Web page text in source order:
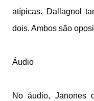
atípicas. Dallagnol
dois. Ambos são
Áudio
No áudio, Janones